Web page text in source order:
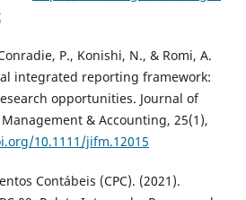
P., Konishi, N., & Romi, A.
integrated reporting framework:
opportunities. Journal of
& Accounting, 25(1),
10.1111/jifm.12015
Contábeis (CPC). (2021).